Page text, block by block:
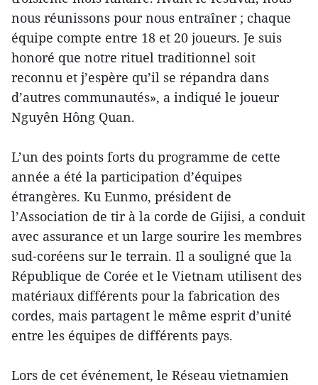
nous réunissons pour nous entraîner ; chaque
équipe compte entre 18 et 20 joueurs. Je suis
honoré que notre rituel traditionnel soit
reconnu et j’espère qu’il se répandra dans
d’autres communautés», a indiqué le joueur
Nguyên Hông Quan.
L’un des points forts du programme de cette
année a été la participation d’équipes
étrangères. Ku Eunmo, président de
l’Association de tir à la corde de Gijisi, a conduit
avec assurance et un large sourire les membres
sud-coréens sur le terrain. Il a souligné que la
République de Corée et le Vietnam utilisent des
matériaux différents pour la fabrication des
cordes, mais partagent le même esprit d’unité
entre les équipes de différents pays.
Lors de cet événement, le Réseau vietnamien